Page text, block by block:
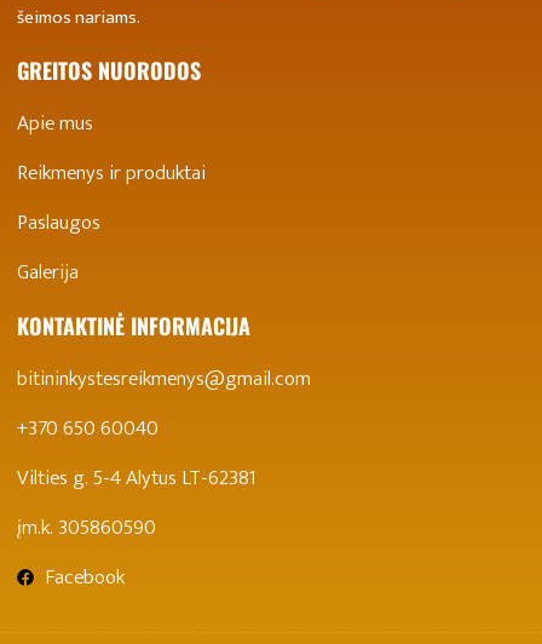
šeimos nariams.
GREITOS NUORODOS
Apie mus
Reikmenys ir produktai
Paslaugos
Galerija
KONTAKTINĖ INFORMACIJA
bitininkystesreikmenys@gmail.com
+370 650 60040
Vilties g. 5-4 Alytus LT-62381
įm.k. 305860590
Facebook